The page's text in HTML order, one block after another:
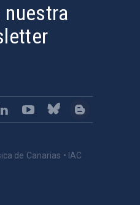
nuestra
de Canarias • IAC